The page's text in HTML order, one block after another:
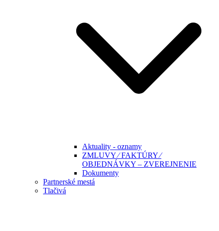
Aktuality - oznamy
ZMLUVY ⁄ FAKTÚRY ⁄
OBJEDNÁVKY – ZVEREJNENIE
Dokumenty
Partnerské mestá
Tlačivá